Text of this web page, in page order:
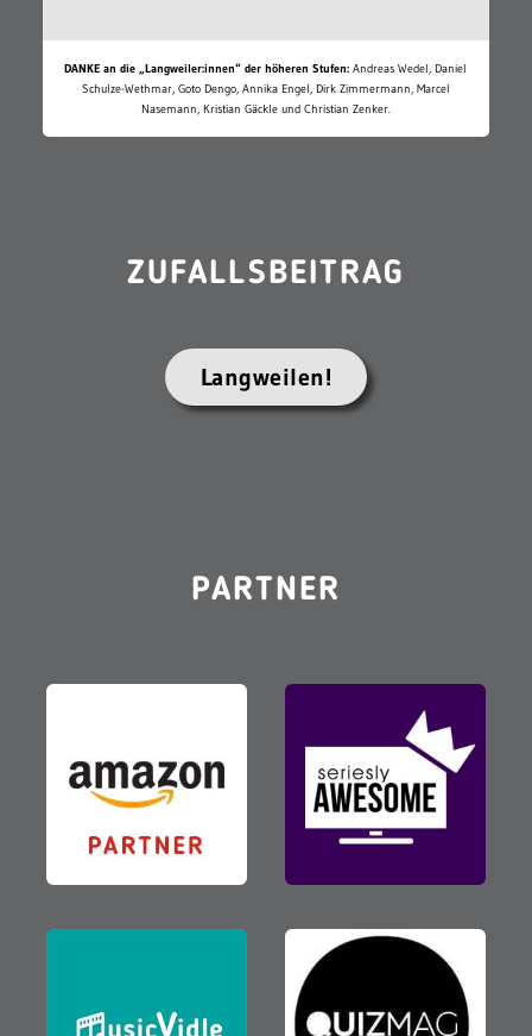
DANKE an die „Langweiler:innen“ der höheren Stufen: Andreas Wedel, Daniel
Schulze-Wethmar, Goto Dengo, Annika Engel, Dirk Zimmermann, Marcel
Nasemann, Kristian Gäckle und Christian Zenker.
ZUFALLSBEITRAG
Langweilen!
PARTNER